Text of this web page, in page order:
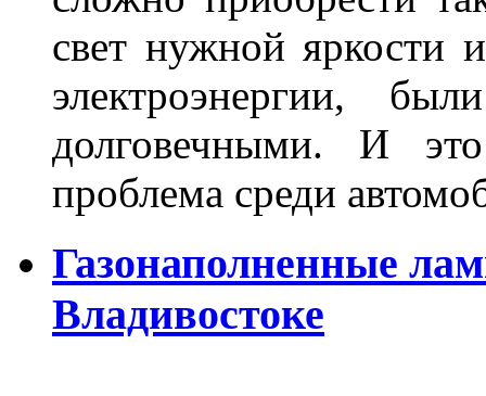
свет нужной яркости
электроэнергии,
долговечными. И
проблема среди
Газонаполненные
Владивостоке